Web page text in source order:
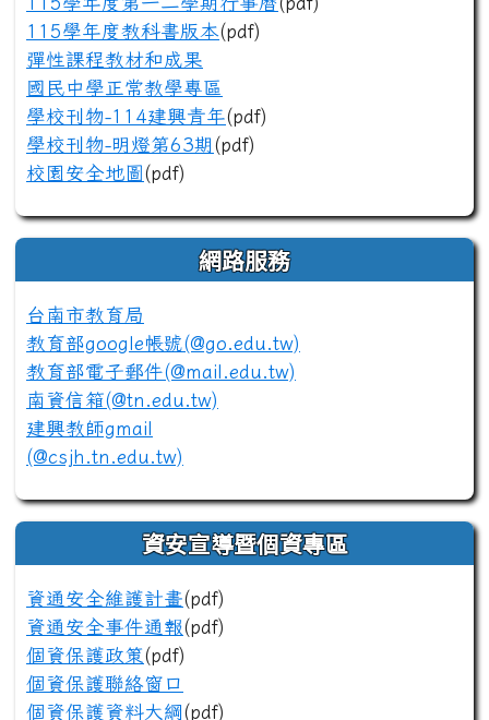
115學年度教科書版本(pdf)
彈性課程教材和成果
國民中學正常教學專區
學校刊物-114建興青年(pdf)
學校刊物-明燈第63期 (pdf)
校園安全地圖 (pdf)
網路服務
台南市教育局
教育部google帳號(@go.edu.tw)
教育部電子郵件(@mail.edu.tw)
南資信箱(@tn.edu.tw)
建興教師gmail
(@csjh.tn.edu.tw)
資安宣導暨個資專區
資通安全維護計畫(pdf)
資通安全事件通報(pdf)
個資保護政策(pdf)
個資保護聯絡窗口
個資保護資料大綱 (pdf)